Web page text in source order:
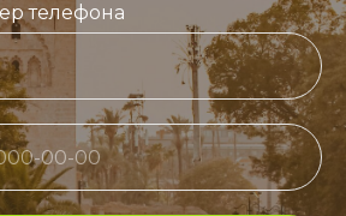
телефона